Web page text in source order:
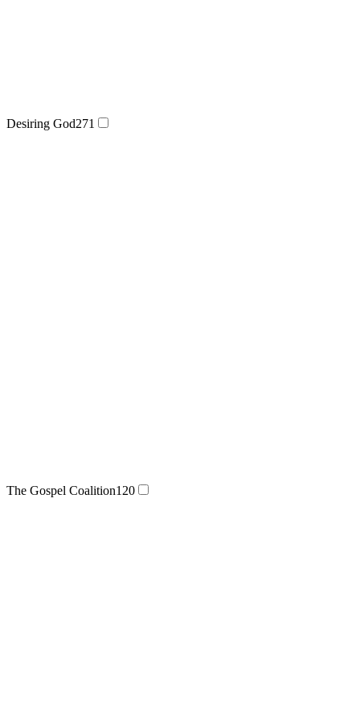
Desiring God271
The Gospel Coalition120